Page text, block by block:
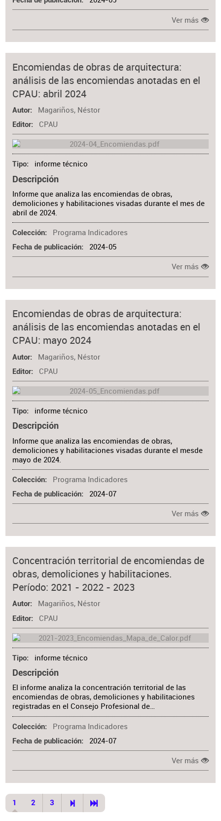
Ver más
Encomiendas de obras de arquitectura:
análisis de las encomiendas anotadas en el
CPAU: abril 2024
Autor Magariños, Néstor
Editor CPAU
Tipo informe técnico
Descripción
Informe que analiza las encomiendas de obras,
demoliciones y habilitaciones visadas durante el mes de
abril de 2024.
Colección Programa Indicadores
Fecha de publicación 2024-05
Ver más
Encomiendas de obras de arquitectura:
análisis de las encomiendas anotadas en el
CPAU: mayo 2024
Autor Magariños, Néstor
Editor CPAU
Tipo informe técnico
Descripción
Informe que analiza las encomiendas de obras,
demoliciones y habilitaciones visadas durante el mesde
mayo de 2024.
Colección Programa Indicadores
Fecha de publicación 2024-07
Ver más
Concentración territorial de encomiendas de
obras, demoliciones y habilitaciones.
Período: 2021 - 2022 - 2023
Autor Magariños, Néstor
Editor CPAU
Tipo informe técnico
Descripción
El informe analiza la concentración territorial de las
encomiendas de obras, demoliciones y habilitaciones
registradas en el Consejo Profesional de…
Colección Programa Indicadores
Fecha de publicación 2024-07
Ver más
1 2 3